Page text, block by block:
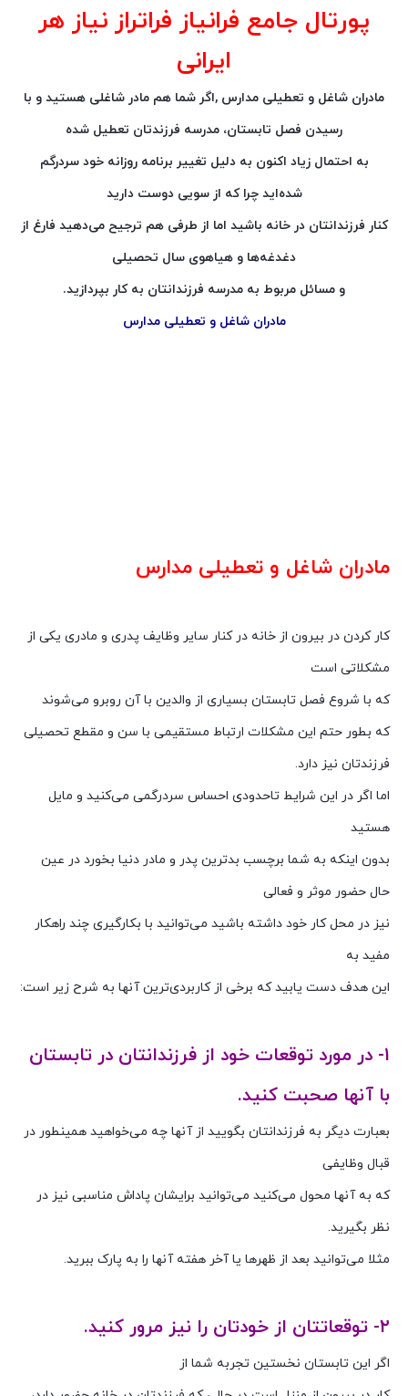
پورتال جامع فرانیاز فراتراز نیاز هر
ایرانی
مادران شاغل و تعطیلی مدارس ,اگر شما هم مادر شاغلی هستید و با
رسیدن فصل تابستان، مدرسه فرزندتان تعطیل شده
به احتمال زیاد اکنون به دلیل تغییر برنامه روزانه خود سردرگم
شده‌اید چرا که از سویی دوست دارید
کنار فرزندانتان در خانه باشید اما از طرفی هم ترجیح می‌دهید فارغ از
دغدغه‌ها و هیاهوی سال تحصیلی
و مسائل مربوط به مدرسه فرزندانتان به کار بپردازید.
مادران شاغل و تعطیلی مدارس
مادران شاغل و تعطیلی مدارس
کار کردن در بیرون از خانه در کنار سایر وظایف پدری و مادری یکی از
مشکلاتی است
که با شروع فصل تابستان بسیاری از والدین با آن روبرو می‌شوند
که بطور حتم این مشکلات ارتباط مستقیمی با سن و مقطع تحصیلی
فرزندتان نیز دارد.
اما اگر در این شرایط تاحدودی احساس سردرگمی می‌کنید و مایل
هستید
بدون اینکه به شما برچسب بدترین پدر و مادر دنیا بخورد در عین
حال حضور موثر و فعالی
نیز در محل کار خود داشته باشید می‌توانید با بکارگیری چند راهکار
مفید به
این هدف دست یابید که برخی از کاربردی‌ترین آنها به شرح زیر است:
۱- در مورد توقعات خود از فرزندانتان در تابستان
با آنها صحبت کنید.
بعبارت دیگر به فرزندانتان بگویید از آنها چه می‌خواهید همینطور در
قبال وظایفی
که به آنها محول می‌کنید می‌توانید برایشان پاداش مناسبی نیز در
نظر بگیرید.
مثلا می‌توانید بعد از ظهرها یا آخر هفته آنها را به پارک ببرید.
۲- توقعاتتان از خودتان را نیز مرور کنید.
اگر این تابستان نخستین تجربه شما از